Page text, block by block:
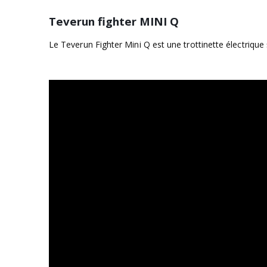
Teverun fighter MINI Q
Le Teverun Fighter Mini Q est une trottinette électrique